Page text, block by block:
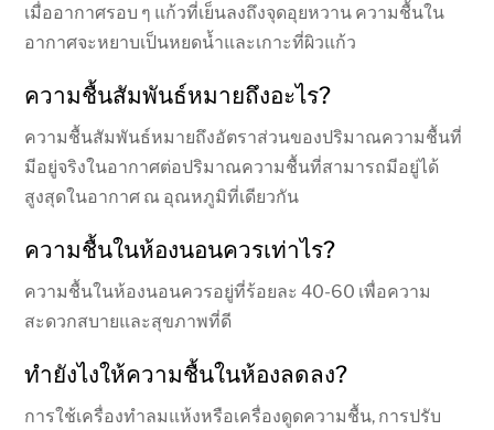
เมื่ออากาศรอบ ๆ แก้วที่เย็นลงถึงจุดอุยหวาน ความชื้นใน
อากาศจะหยาบเป็นหยดน้ำและเกาะที่ผิวแก้ว
ความชื้นสัมพันธ์หมายถึงอะไร?
ความชื้นสัมพันธ์หมายถึงอัตราส่วนของปริมาณความชื้นที่
มีอยู่จริงในอากาศต่อปริมาณความชื้นที่สามารถมีอยู่ได้
สูงสุดในอากาศ ณ อุณหภูมิที่เดียวกัน
ความชื้นในห้องนอนควรเท่าไร?
ความชื้นในห้องนอนควรอยู่ที่ร้อยละ 40-60 เพื่อความ
สะดวกสบายและสุขภาพที่ดี
ทำยังไงให้ความชื้นในห้องลดลง?
การใช้เครื่องทำลมแห้งหรือเครื่องดูดความชื้น, การปรับ